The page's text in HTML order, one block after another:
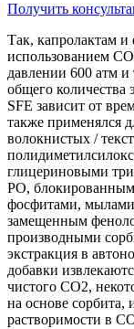
Получить
Так, капролактам и
использованием
давлении 600 атм и
общего
SFE зависит от
также применялся
волокнистых /
глицериновыми
PO,
фосфитами, мылами
замещенным
производными
экстракция в
добавки
чистого CO2,
на основе сорбита,
растворимости в